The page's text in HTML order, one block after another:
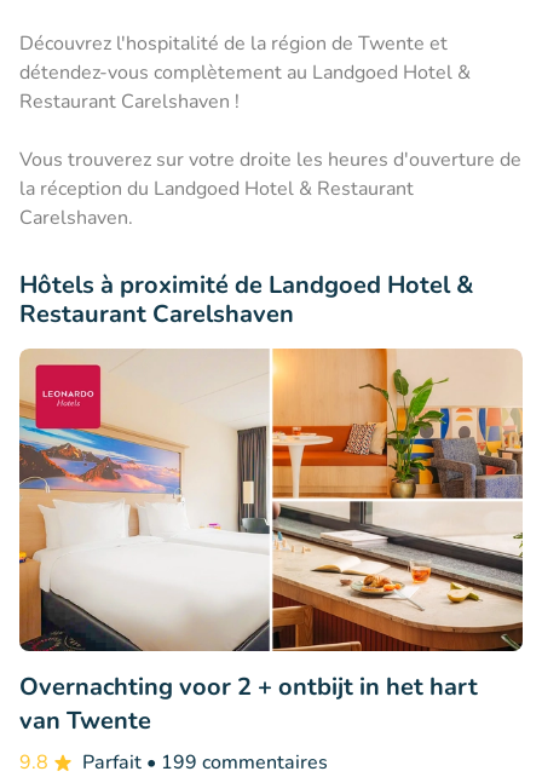
Découvrez l'hospitalité de la région de Twente et
détendez-vous complètement au Landgoed Hotel &
Restaurant Carelshaven !
Vous trouverez sur votre droite les heures d'ouverture de
la réception du Landgoed Hotel & Restaurant
Carelshaven.
Hôtels à proximité de Landgoed Hotel &
Restaurant Carelshaven
Overnachting voor 2 + ontbijt in het hart
van Twente
9.8 Parfait • 199 commentaires